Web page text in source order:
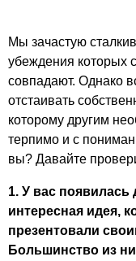
Мы зачастую
убеждения которых
совпадают. Однако
отстаивать
которому другим
терпимо и с
вы? Давайте
1. У вас появилась
интересная идея,
презентовали
Большинство из